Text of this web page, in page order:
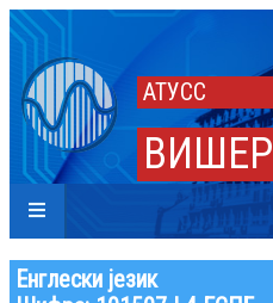
АТУСС
ВИШЕР
Енглески језик